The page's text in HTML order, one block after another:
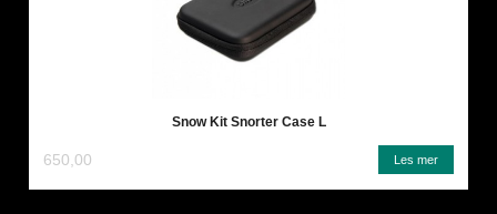
Snow Kit Snorter Case L
650,00 Les mer